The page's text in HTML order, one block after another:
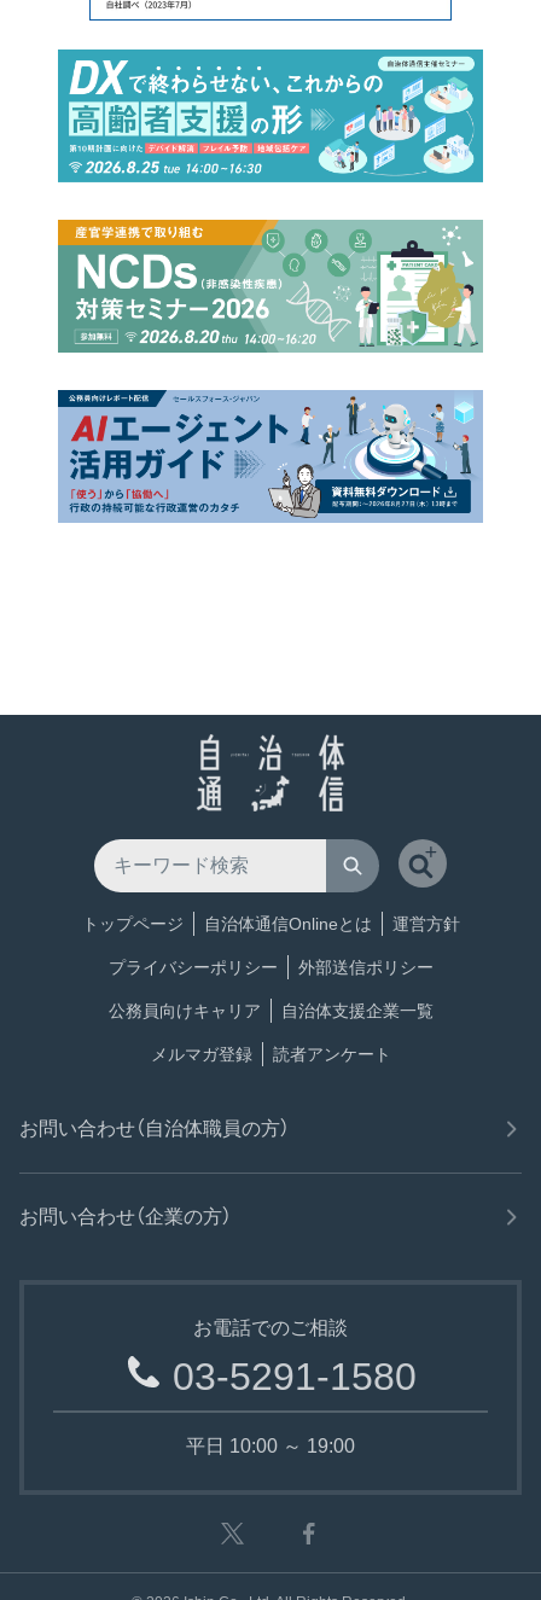
トップページ 自治体通信Onlineとは 運営方針
プライバシーポリシー 外部送信ポリシー
公務員向けキャリア 自治体支援企業一覧
メルマガ登録 読者アンケート
お問い合わせ（自治体職員の方）
お問い合わせ（企業の方）
お電話でのご相談
03-5291-1580
平日 10:00 ～ 19:00